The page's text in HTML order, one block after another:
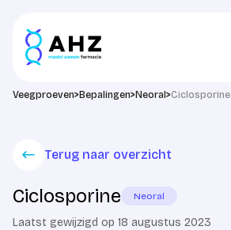
Veegproeven> Bepalingen> Neoral >Ciclosporine
Terug naar overzicht
Ciclosporine Neoral
Laatst gewijzigd op 18 augustus 2023